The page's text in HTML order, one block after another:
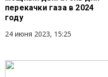
перекачки газа в 2024
году
24 июня 2023, 15:25